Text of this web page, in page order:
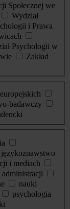
Społecznej we
Wydział
i Prawa
Psychologii w
Zakład
badawczy
językoznawstwo
i mediach
nauki
psychologia